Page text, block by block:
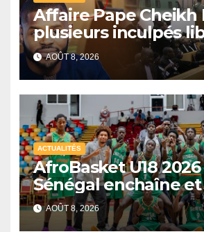
Affaire Pape Cheikh
plusieurs inculpés
après un non-lieu
AOÛT 8, 2026
ACTUALITÉS
AfroBasket U18 2026
Sénégal enchaîne
quarts de finale
AOÛT 8, 2026